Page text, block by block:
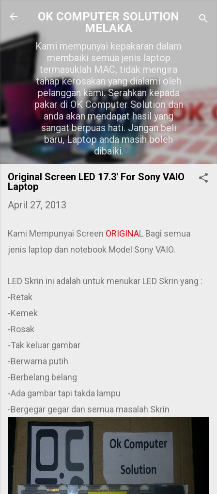
Skip to main content
OK COMPUTER SOLUTION
MELAKA
Kami mempunyai kepakaran dalam
membaiki semua jenis laptop
termasuklah MAC, tidak mengira
tahap kerosakan yang dialami oleh
pelanggan kami. Serahkan kepada
pakar di OK Computer Solution dan
anda akan mendapat hasil yang
sangat berpuas hati. Jangan beli
baru, Laptop anda masih boleh
dibaiki.
Original Screen LED 17.3' For Sony VAIO
Laptop
April 27, 2013
Kami Mempunyai Screen ORIGINAL Bagi semua
jenis laptop dan notebook Model Sony VAIO.
LED Skrin ini adalah untuk menukar LED Skrin yang :
-Retak
-Kemek
-Rosak
-Tak keluar gambar
-Berwarna putih
-Berbelang belang
-Ada gambar tapi takda lampu
-Bergegar gegar dan semua masalah Skrin